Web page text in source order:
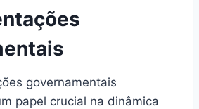
governamentais
papel crucial na dinâmica